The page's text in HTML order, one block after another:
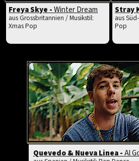
Freya Skye -Winter Dream
aus Grossbritannien / Musikstil:
Xmas Pop
Stray
aus
Pop
Quevedo & Nueva Linea -Al